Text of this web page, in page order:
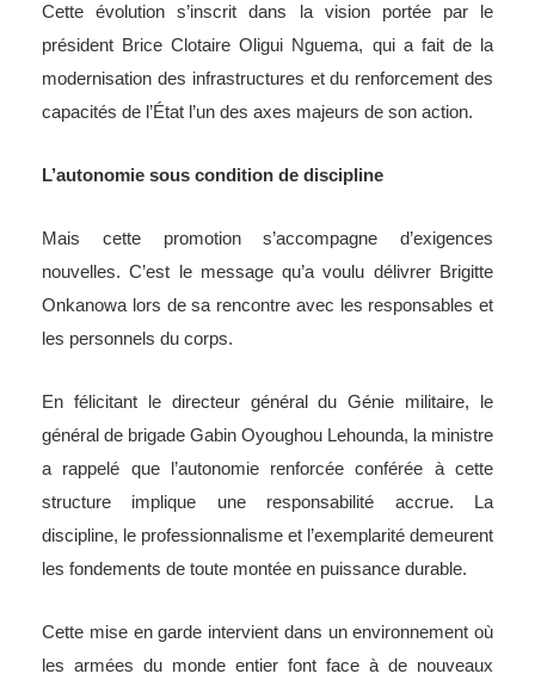
Cette évolution s’inscrit dans la vision portée par le
président Brice Clotaire Oligui Nguema, qui a fait de la
modernisation des infrastructures et du renforcement des
capacités de l’État l’un des axes majeurs de son action.
L’autonomie sous condition de discipline
Mais cette promotion s’accompagne d’exigences
nouvelles. C’est le message qu’a voulu délivrer Brigitte
Onkanowa lors de sa rencontre avec les responsables et
les personnels du corps.
En félicitant le directeur général du Génie militaire, le
général de brigade Gabin Oyoughou Lehounda, la ministre
a rappelé que l’autonomie renforcée conférée à cette
structure implique une responsabilité accrue. La
discipline, le professionnalisme et l’exemplarité demeurent
les fondements de toute montée en puissance durable.
Cette mise en garde intervient dans un environnement où
les armées du monde entier font face à de nouveaux